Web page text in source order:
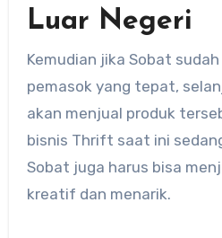
Luar Negeri
Kemudian jika Sobat
pemasok yang tepat,
akan menjual produk
bisnis Thrift saat ini
Sobat juga harus bisa
kreatif dan menarik.